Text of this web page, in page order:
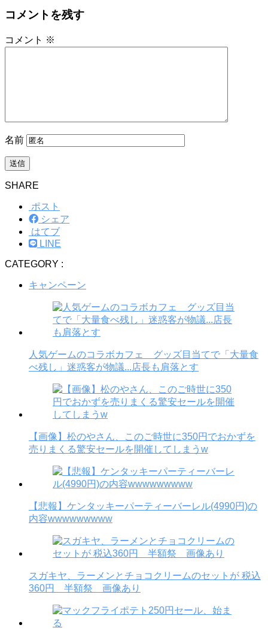
コメントを残す
コメント ※
名前
SHARE
ポスト
シェア
はてブ
LINE
CATEGORY :
キャンペーン
人気ゲームのコラボカフェ グッズ目当てで「大量食
べ残し」迷惑客が物議...店長も肩落とす
【画像】松のやさん、このご時世に350円でおかずを
売りまくる驚安セールを開催してしまうw
【悲報】ケンタッキーパーティーバーレル(4990円)の
内容wwwwwwwww
スガキヤ、ラーメンとチョコクリームのセットが 税込
360円 半額祭 画像あり